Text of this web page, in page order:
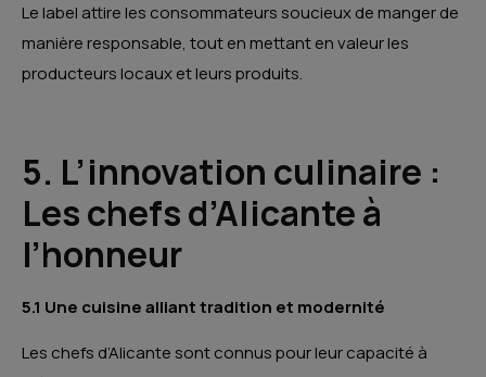
Le label attire les consommateurs soucieux de manger de
manière responsable, tout en mettant en valeur les
producteurs locaux et leurs produits.
5. L’innovation culinaire :
Les chefs d’Alicante à
l’honneur
5.1 Une cuisine alliant tradition et modernité
Les chefs d’Alicante sont connus pour leur capacité à